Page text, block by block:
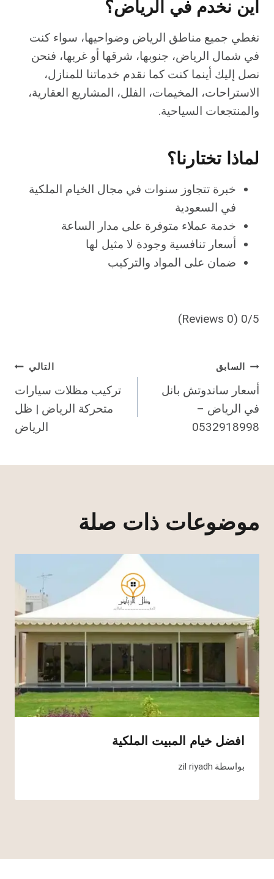
أين نخدم في الرياض؟
نغطي جميع مناطق الرياض وضواحيها، سواء كنت
في شمال الرياض، جنوبها، شرقها أو غربها، فنحن
نصل إليك أينما كنت كما نقدم خدماتنا للمنازل،
الاستراحات، المخيمات، الفلل، المشاريع العقارية،
والمنتجعات السياحية.
لماذا تختارنا؟
خبرة تتجاوز سنوات في مجال الخيام الملكية
في السعودية
خدمة عملاء متوفرة على مدار الساعة
أسعار تنافسية وجودة لا مثيل لها
ضمان على المواد والتركيب
0/5
(0 Reviews)
تصفّح
المقالات
السابق
أسعار ساندوتش بانل
في الرياض –
0532918998
التالي
تركيب مظلات سيارات
متحركة الرياض | ظل
الرياض
موضوعات ذات صلة
افضل خيام المبيت الملكية
بواسطة zil riyadh